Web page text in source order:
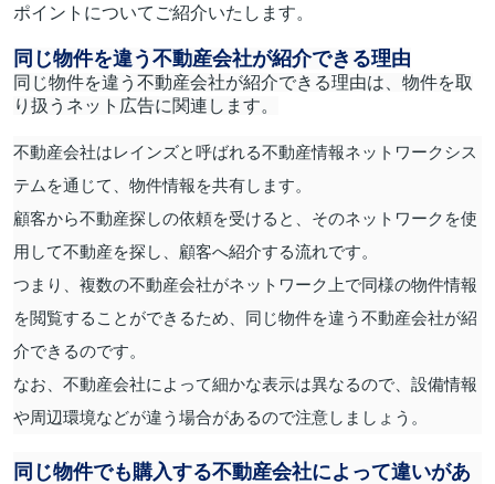
ポイントについてご紹介いたします。
同じ物件を違う不動産会社が紹介できる理由
同じ物件を違う不動産会社が紹介できる理由は、物件を取
り扱うネット広告に関連します。
不動産会社はレインズと呼ばれる不動産情報ネットワークシス
テムを通じて、物件情報を共有します。
顧客から不動産探しの依頼を受けると、そのネットワークを使
用して不動産を探し、顧客へ紹介する流れです。
つまり、複数の不動産会社がネットワーク上で同様の物件情報
を閲覧することができるため、同じ物件を違う不動産会社が紹
介できるのです。
なお、不動産会社によって細かな表示は異なるので、設備情報
や周辺環境などが違う場合があるので注意しましょう。
同じ物件でも購入する不動産会社によって違いがあ